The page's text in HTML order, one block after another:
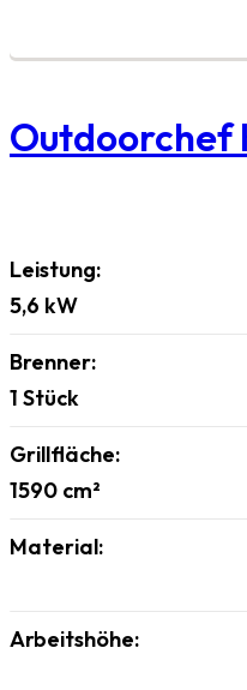
Outdoorchef
Leistung:
5,6 kW
Brenner:
1 Stück
Grillfläche:
1590 cm²
Material:
Arbeitshöhe: